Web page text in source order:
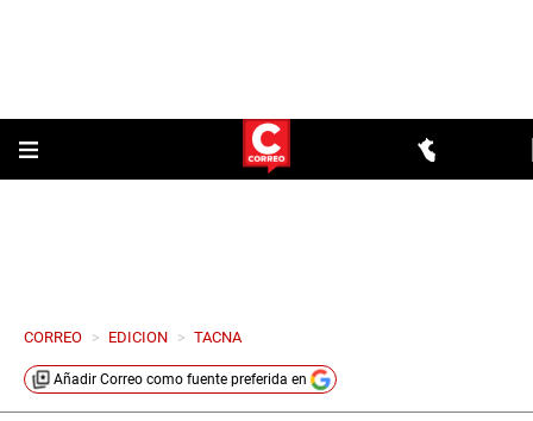
CORREO > EDICION > TACNA
Añadir Correo como fuente preferida en